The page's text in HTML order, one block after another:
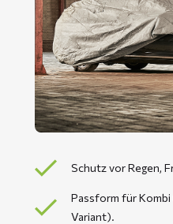
Schutz vor Regen,
Passform für Kombi
Variant).